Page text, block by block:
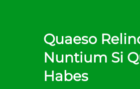
Quaeso
Nuntium Si
Habes